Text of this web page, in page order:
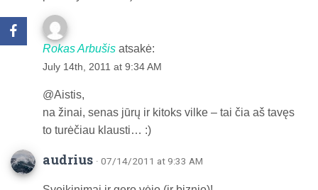
Rokas Arbušis atsakė:
July 14th, 2011 at 9:34 AM
@Aistis,
na žinai, senas jūrų ir kitoks vilke – tai čia aš tavęs
to turėčiau klausti… :)
audrius · 07/14/2011 at 9:33 AM